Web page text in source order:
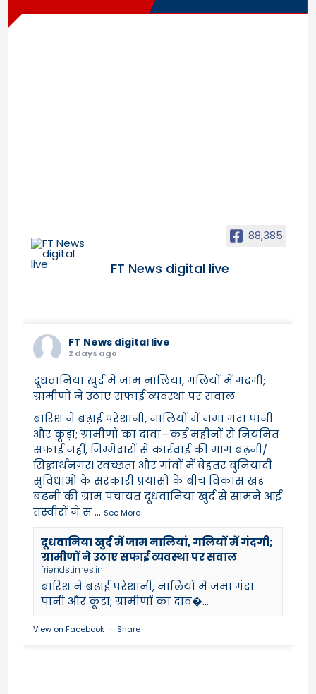
88,385
FT News digital live
FT News digital live
2 days ago
दूधवानिया खुर्द में जाम नालियां, गलियों में गंदगी;
ग्रामीणों ने उठाए सफाई व्यवस्था पर सवाल
बारिश ने बढ़ाई परेशानी, नालियों में जमा गंदा पानी
और कूड़ा; ग्रामीणों का दावा—कई महीनों से नियमित
सफाई नहीं, जिम्मेदारों से कार्रवाई की मांग बढ़नी/
सिद्धार्थनगर। स्वच्छता और गांवों में बेहतर बुनियादी
सुविधाओं के सरकारी प्रयासों के बीच विकास खंड
बढ़नी की ग्राम पंचायत दूधवानिया खुर्द से सामने आई
तस्वीरों ने स... See More
दूधवानिया खुर्द में जाम नालियां, गलियों में गंदगी;
ग्रामीणों ने उठाए सफाई व्यवस्था पर सवाल
friendstimes.in
बारिश ने बढ़ाई परेशानी, नालियों में जमा गंदा
पानी और कूड़ा; ग्रामीणों का दाव�...
View on Facebook · Share